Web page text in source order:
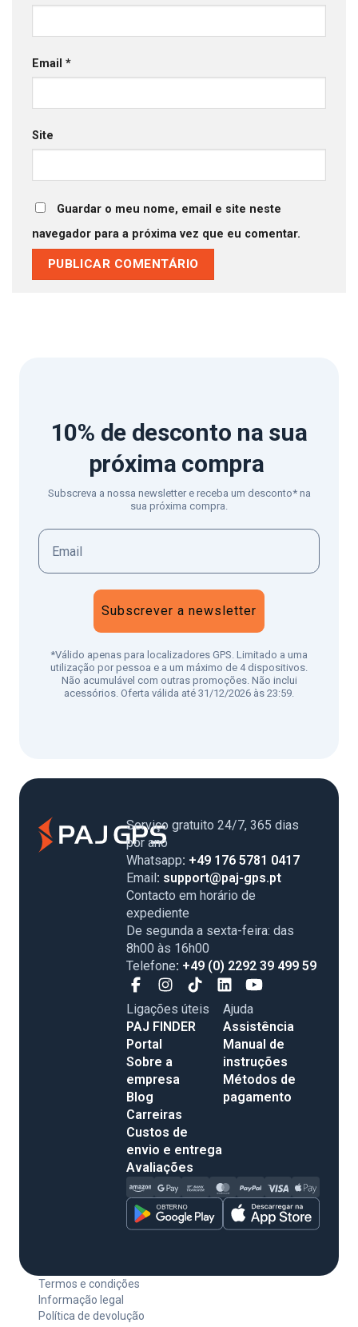
Email *
Site
Guardar o meu nome, email e site neste
navegador para a próxima vez que eu comentar.
10% de desconto na sua
próxima compra
Subscreva a nossa newsletter e receba um desconto* na
sua próxima compra.
Subscrever a newsletter
*Válido apenas para localizadores GPS. Limitado a uma
utilização por pessoa e a um máximo de 4 dispositivos.
Não acumulável com outras promoções. Não inclui
acessórios. Oferta válida até 31/12/2026 às 23:59.
Serviço gratuito 24/7, 365 dias
por ano
Whatsapp: +49 176 5781 0417
Email : support@paj-gps.pt
Contacto em horário de
expediente
De segunda a sexta-feira: das
8h00 às 16h00
Telefone: +49 (0) 2292 39 499 59
Ligações úteis
PAJ FINDER
Portal
Sobre a
empresa
Blog
Carreiras
Custos de
envio e entrega
Avaliações
Ajuda
Assistência
Manual de
instruções
Métodos de
pagamento
Termos e condições
Informação legal
Política de devolução